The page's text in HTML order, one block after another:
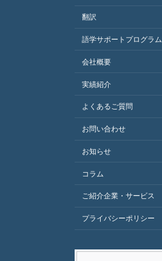
翻訳
語学サポートプログラム
会社概要
実績紹介
よくあるご質問
お問い合わせ
お知らせ
コラム
ご紹介企業・サービス
プライバシーポリシー